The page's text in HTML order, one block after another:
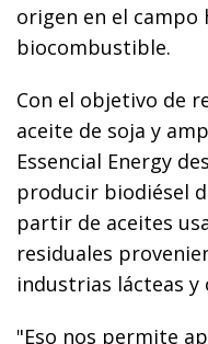
origen en el campo
biocombustible.
Con el objetivo de
aceite de soja y
Essencial Energy
producir biodiésel
partir de aceites
residuales
industrias lácteas
"Eso nos permite